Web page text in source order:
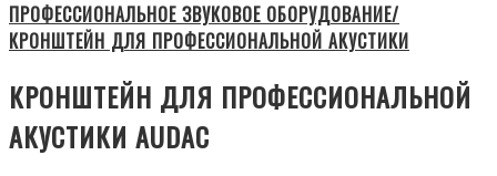
ПРОФЕССИОНАЛЬНОЕ ЗВУКОВОЕ ОБОРУДОВАНИЕ/
КРОНШТЕЙН ДЛЯ ПРОФЕССИОНАЛЬНОЙ АКУСТИКИ
КРОНШТЕЙН ДЛЯ ПРОФЕССИОНАЛЬНОЙ
АКУСТИКИ AUDAC